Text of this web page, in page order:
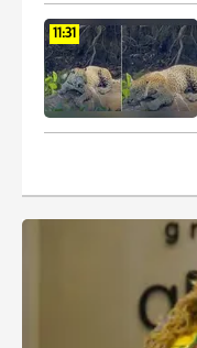
11:31